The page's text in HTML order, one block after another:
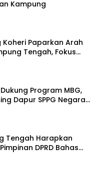
Kampung
Koheri Paparkan Arah
Tengah, Fokus
Infrastruktur dan
Program MBG,
Dapur SPPG Negara
Tengah Harapkan
DPRD Bahas
2027